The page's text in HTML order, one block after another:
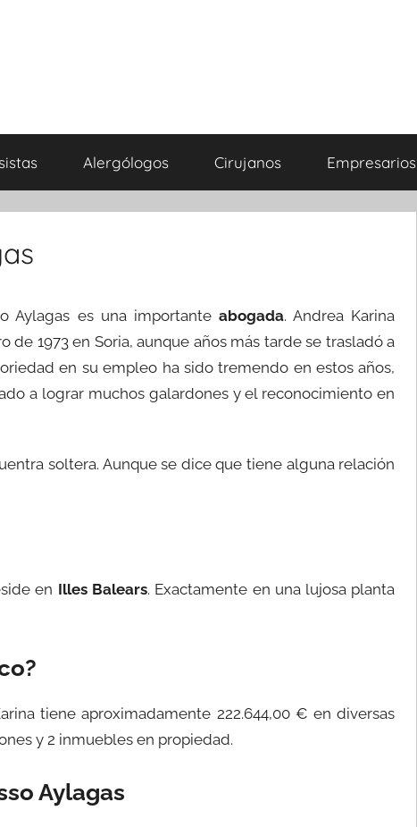
Alergólogos Cirujanos Empresarios
Aylagas es una importanteabogada. Andrea Karina
de 1973 en Soria, aunque años más tarde se trasladó a
en su empleo ha sido tremendo en estos años,
a lograr muchos galardones y el reconocimiento en
soltera. Aunque se dice que tiene alguna relación
en Illes Balears. Exactamente en una lujosa planta
tiene aproximadamente 222.644,00 € en diversas
y 2 inmuebles en propiedad.
Aylagas